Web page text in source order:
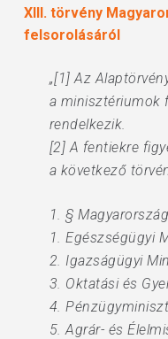
XIII. törvény
felsorolásáról
„[1] Az
a minisztériumok
rendelkezik.
[2] A fentiekre
a következő
1. §
1. Egészségügyi
2. Igazságügyi
3. Oktatási és
4.
5. Agrár- és